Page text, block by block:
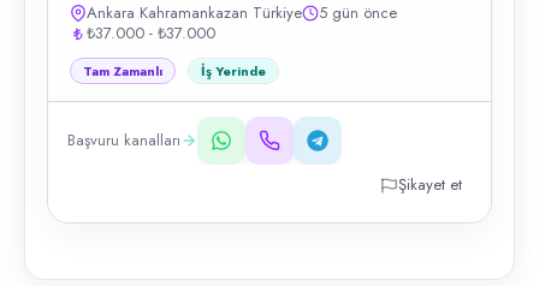
Ankara Kahramankazan Türkiye
5 gün önce
₺37.000 - ₺37.000
Tam Zamanlı İş Yerinde
Başvuru kanalları
Şikayet et